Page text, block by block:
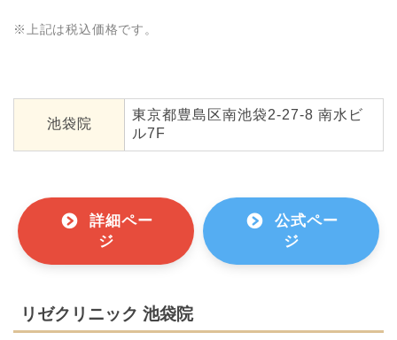
※上記は税込価格です。
池袋院
東京都豊島区南池袋2-27-8 南水ビ
ル7F
詳細ペー
ジ
公式ペー
ジ
リゼクリニック 池袋院